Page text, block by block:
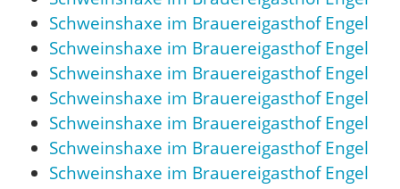
Schweinshaxe im Brauereigasthof Engel
Schweinshaxe im Brauereigasthof Engel
Schweinshaxe im Brauereigasthof Engel
Schweinshaxe im Brauereigasthof Engel
Schweinshaxe im Brauereigasthof Engel
Schweinshaxe im Brauereigasthof Engel
Schweinshaxe im Brauereigasthof Engel